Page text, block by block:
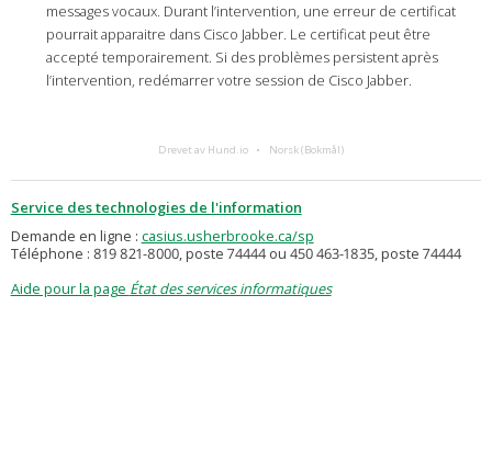
messages vocaux. Durant l’intervention, une erreur de certificat
pourrait apparaitre dans Cisco Jabber. Le certificat peut être
accepté temporairement. Si des problèmes persistent après
l’intervention, redémarrer votre session de Cisco Jabber.
Drevet av Hund.io Norsk (Bokmål)
Service des technologies de l'information
Demande en ligne : casius.usherbrooke.ca/sp
Téléphone : 819 821-8000, poste 74444 ou 450 463-1835, poste 74444
Aide pour la page État des services informatiques